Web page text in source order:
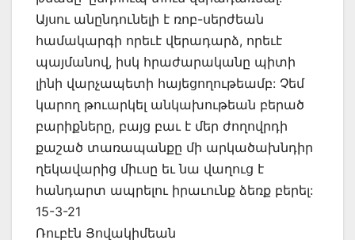
Այսու անընդունելի է ռոբ-սերժեան
համակարգի որեւէ վերադարձ, որեւէ
պայմանով, իսկ հրաժարականը պիտի
լինի վարչապետի հայեցողութեամբ: Չեմ
կարող թուարկել անկախութեան բերած
բարիքները, բայց բաւ է մեր ժողովրդի
քաշած տառապանքը մի արկածախնդիր
ղեկավարից միւսը եւ նա վաղուց է
հանդարտ ապրելու իրաւունք ձեռք բերել:
15-3-21
Ռուբէն Յովակիմեան